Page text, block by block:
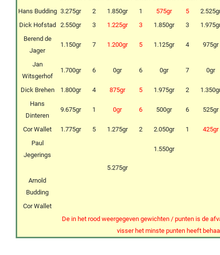
Hans Budding 3.275gr 2 1.850gr 1 575gr 5
Dick Hofstad
2.550gr 3 1.225gr 3 1.850gr 3
Berend de
Jager
1.150gr 7 1.200gr 5 1.125gr 4 975gr
Jan
Witsgerhof
1.700gr 6 0gr 6 0gr 7 0gr
Dick Brehen 1.800gr 4 875gr 5 1.975gr 2
Hans
Dinteren
9.675gr 1 0gr 6 500gr 6 525gr
Cor Wallet 1.775gr 5 1.275gr 2 2.050gr 1
425gr
Paul
Jegerings
1.550gr
5.275gr
Arnold
Budding
Cor Wallet
De in het rood weergegeven gewichten / punten is de
visser het minste punten heeft